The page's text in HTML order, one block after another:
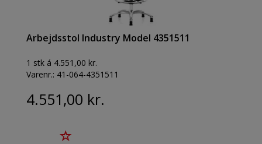
Arbejdsstol Industry Model 4351511
1 stk á 4.551,00 kr.
Varenr.: 41-064-4351511
4.551,00 kr.